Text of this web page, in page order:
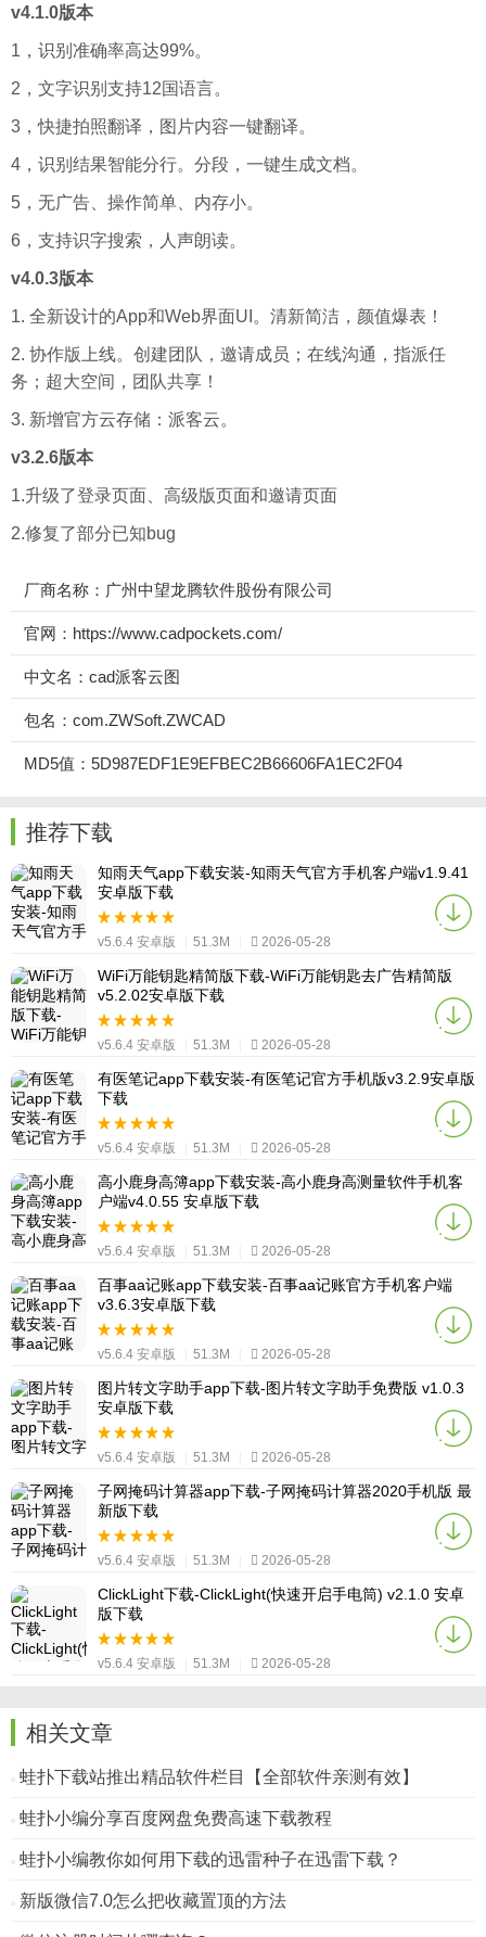
v4.1.0版本
1，识别准确率高达99%。
2，文字识别支持12国语言。
3，快捷拍照翻译，图片内容一键翻译。
4，识别结果智能分行。分段，一键生成文档。
5，无广告、操作简单、内存小。
6，支持识字搜索，人声朗读。
v4.0.3版本
1. 全新设计的App和Web界面UI。清新简洁，颜值爆表！
2. 协作版上线。创建团队，邀请成员；在线沟通，指派任
务；超大空间，团队共享！
3. 新增官方云存储：派客云。
v3.2.6版本
1.升级了登录页面、高级版页面和邀请页面
2.修复了部分已知bug
厂商名称：广州中望龙腾软件股份有限公司
官网：https://www.cadpockets.com/
中文名：cad派客云图
包名：com.ZWSoft.ZWCAD
MD5值：5D987EDF1E9EFBEC2B66606FA1EC2F04
推荐下载
知雨天气app下载安装-知雨天气官方手机客户端v1.9.41
安卓版下载
v5.6.4 安卓版 51.3M 2026-05-28
WiFi万能钥匙精简版下载-WiFi万能钥匙去广告精简版
v5.2.02安卓版下载
v5.6.4 安卓版 51.3M 2026-05-28
有医笔记app下载安装-有医笔记官方手机版v3.2.9安卓版
下载
v5.6.4 安卓版 51.3M 2026-05-28
高小鹿身高簿app下载安装-高小鹿身高测量软件手机客
户端v4.0.55 安卓版下载
v5.6.4 安卓版 51.3M 2026-05-28
百事aa记账app下载安装-百事aa记账官方手机客户端
v3.6.3安卓版下载
v5.6.4 安卓版 51.3M 2026-05-28
图片转文字助手app下载-图片转文字助手免费版 v1.0.3
安卓版下载
v5.6.4 安卓版 51.3M 2026-05-28
子网掩码计算器app下载-子网掩码计算器2020手机版 最
新版下载
v5.6.4 安卓版 51.3M 2026-05-28
ClickLight下载-ClickLight(快速开启手电筒) v2.1.0 安卓
版下载
v5.6.4 安卓版 51.3M 2026-05-28
相关文章
蛙扑下载站推出精品软件栏目【全部软件亲测有效】
蛙扑小编分享百度网盘免费高速下载教程
蛙扑小编教你如何用下载的迅雷种子在迅雷下载？
新版微信7.0怎么把收藏置顶的方法